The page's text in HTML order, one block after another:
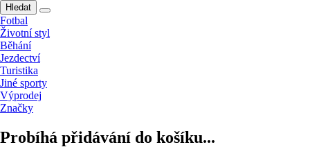
Hledat
Fotbal
Životní styl
Běhání
Jezdectví
Turistika
Jiné sporty
Výprodej
Značky
Probíhá přidávání do košíku...